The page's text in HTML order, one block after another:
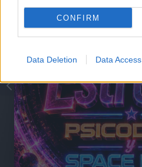
CONFIRM
Data Deletion Data Access